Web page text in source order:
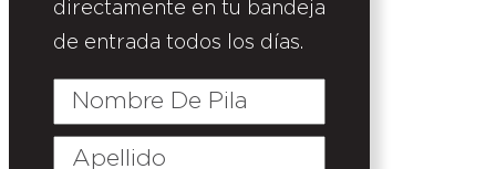
directamente en tu bandeja
de entrada todos los días.
Nombre
Pila
Apellido